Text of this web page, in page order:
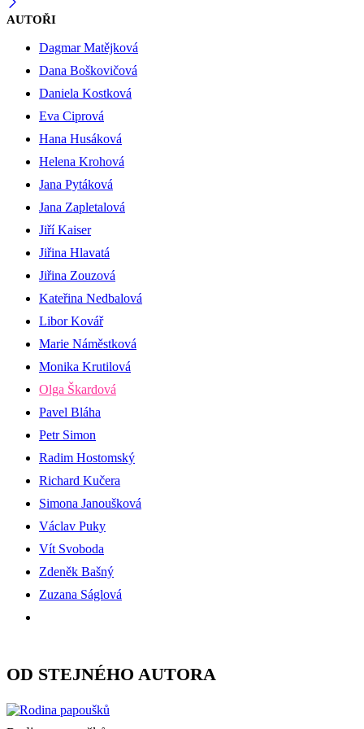
AUTOŘI
Dagmar Matějková
Dana Boškovičová
Daniela Kostková
Eva Ciprová
Hana Husáková
Helena Krohová
Jana Pytáková
Jana Zapletalová
Jiří Kaiser
Jiřina Hlavatá
Jiřina Zouzová
Kateřina Nedbalová
Libor Kovář
Marie Náměstková
Monika Krutilová
Olga Škardová
Pavel Bláha
Petr Simon
Radim Hostomský
Richard Kučera
Simona Janoušková
Václav Puky
Vít Svoboda
Zdeněk Bašný
Zuzana Ságlová
OD STEJNÉHO AUTORA